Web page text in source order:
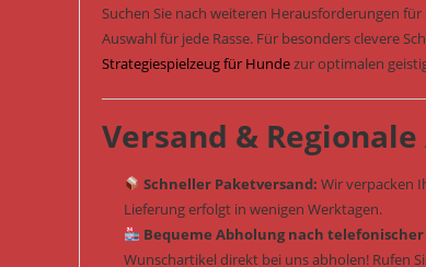
Suchen Sie nach weiteren Herausforderungen
Auswahl für jede Rasse. Für besonders clevere
Strategiespielzeug für Hundezur optimalen
Versand &
Schneller Paketversand: Wir verpacken
Lieferung erfolgt in wenigen Werktagen.
Bequeme Abholung nach telefonischer
Wunschartikel direkt bei uns abholen! Rufen